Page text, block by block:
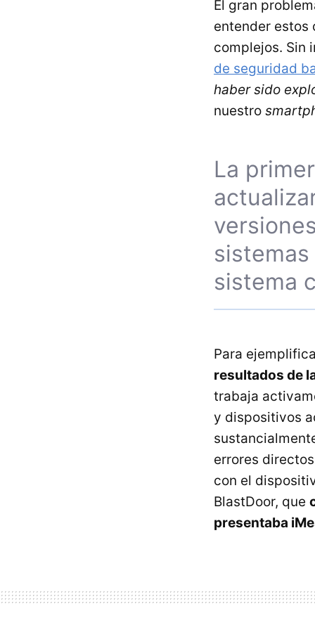
El gran
entender estos
complejos. Sin
de seguridad
haber sido
nuestro
La
sistema
Para
resultados de
trabaja
y dispositivos
errores
con el
BlastDoor, que
presentaba